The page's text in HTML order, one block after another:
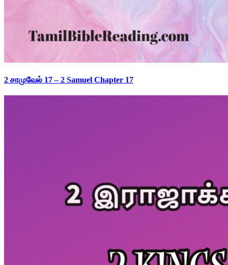
2 சாமுவேல் 17 – 2 Samuel Chapter 17